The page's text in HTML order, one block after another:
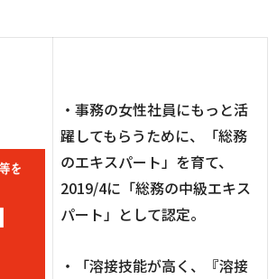
・事務の女性社員にもっと活
躍してもらうために、「総務
のエキスパート」を育て、
2019/4に「総務の中級エキス
パート」として認定。
・「溶接技能が高く、『溶接